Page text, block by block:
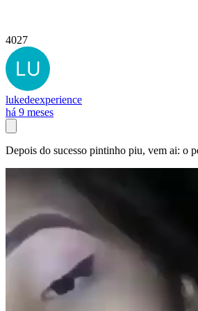
4027
lukedeexperience
há 9 meses
Depois do sucesso pintinho piu, vem ai: o